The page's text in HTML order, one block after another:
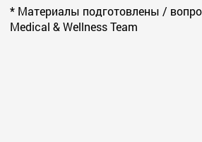
* Материалы подготовлены /
Medical & Wellness Team